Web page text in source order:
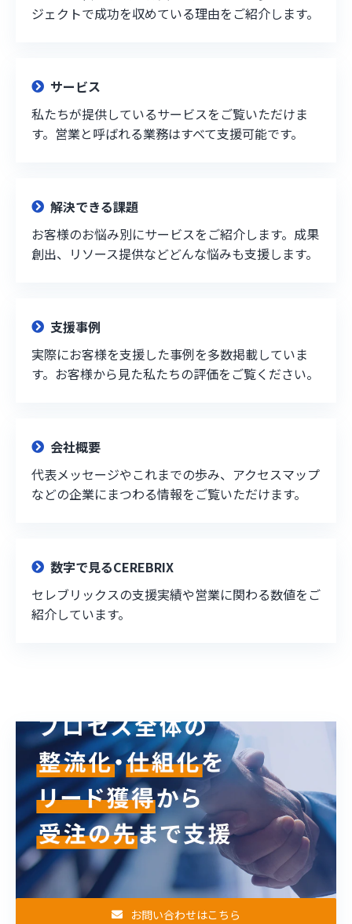
ジェクトで成功を収めている理由をご紹介します。
サービス
私たちが提供しているサービスをご覧いただけま
す。営業と呼ばれる業務はすべて支援可能です。
解決できる課題
お客様のお悩み別にサービスをご紹介します。成果
創出、リソース提供などどんな悩みも支援します。
支援事例
実際にお客様を支援した事例を多数掲載していま
す。お客様から見た私たちの評価をご覧ください。
会社概要
代表メッセージやこれまでの歩み、アクセスマップ
などの企業にまつわる情報をご覧いただけます。
数字で見るCEREBRIX
セレブリックスの支援実績や営業に関わる数値をご
紹介しています。
お問い合わせはこちら